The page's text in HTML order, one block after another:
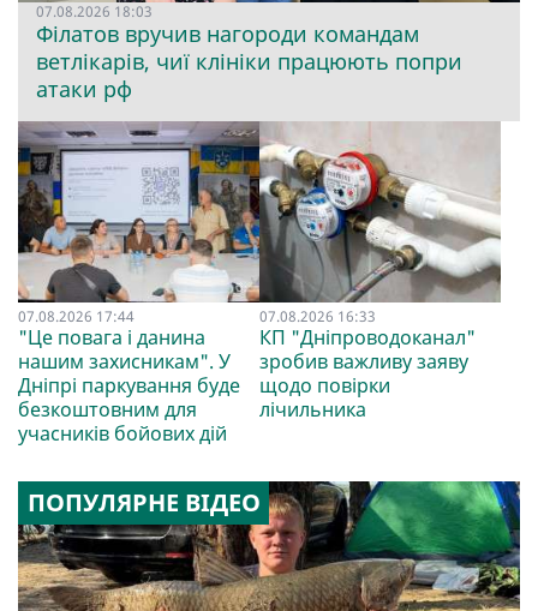
07.08.2026 18:03
Філатов вручив нагороди командам
ветлікарів, чиї клініки працюють попри
атаки рф
07.08.2026 17:44
"Це повага і данина
нашим захисникам". У
Дніпрі паркування буде
безкоштовним для
учасників бойових дій
07.08.2026 16:33
КП "Дніпроводоканал"
зробив важливу заяву
щодо повірки
лічильника
ПОПУЛЯРНЕ ВІДЕО